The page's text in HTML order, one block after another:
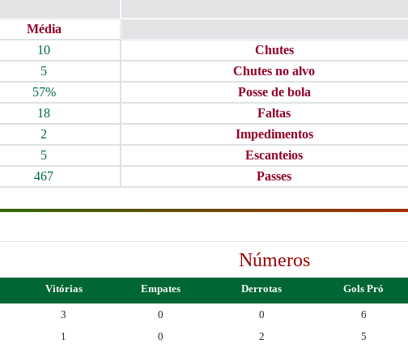
Média
10 Chutes
5 Chutes no alvo
57%
Posse de bola
18 Faltas
2 Impedimentos
5 Escanteios
467 Passes
Números
Vitórias Empates Derrotas Gols Pró
3 0 0 6
1 0 2 5